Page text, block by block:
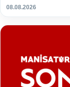
08.08.2026